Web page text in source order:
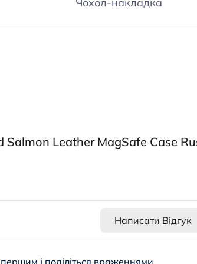
Salmon Leather MagSafe Case
Написати Відгук
і поділіться враженнями.